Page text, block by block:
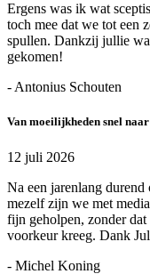
Ergens was ik wat
toch mee dat we tot een
spullen. Dankzij jullie
gekomen!
- Antonius Schouten
Van moeilijkheden snel
12 juli 2026
Na een jarenlang
mezelf zijn we met
fijn geholpen, zonder
voorkeur kreeg. Dank
- Michel Koning